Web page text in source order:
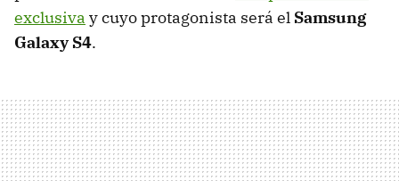
exclusiva y cuyo protagonista será el Samsung
Galaxy S4.